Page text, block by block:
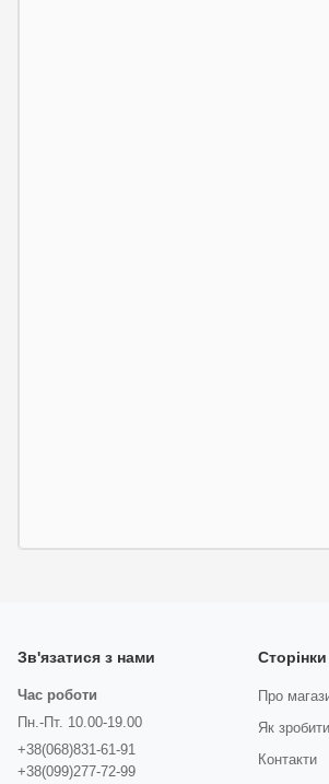
Зв'язатися з нами
Час роботи
Пн.-Пт. 10.00-19.00
+38(068)831-61-91
+38(099)277-72-99
Сторінки
Про
Як
Контакти